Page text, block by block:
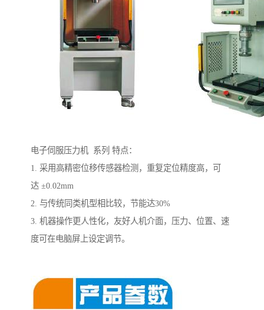
电子伺服压力机 系列 特点：
1. 采用高精密位移传感器检测，重复定位精度高，可
达 ±0.02mm
2. 与传统同类机型相比较，节能达30%
3. 机器操作更人性化，友好人机介面，压力、位置、速
度可在电脑屏上设定调节。